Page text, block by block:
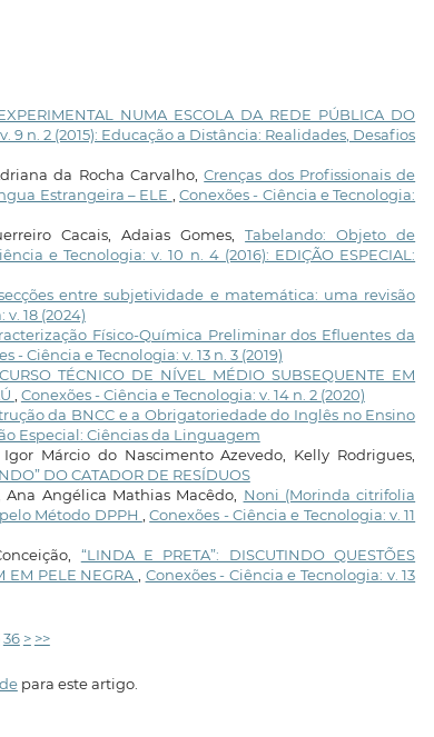
NUMA ESCOLA DA REDE PÚBLICA DO
9 n. 2 (2015): Educação a Distância: Realidades, Desafios
da Rocha Carvalho,Crenças dos Profissionais de
Estrangeira – ELE , Conexões - Ciência e Tecnologia:
Cacais, Adaias Gomes,Tabelando: Objeto de
e Tecnologia: v. 10 n. 4 (2016): EDIÇÃO ESPECIAL:
entre subjetividade e matemática: uma revisão
18 (2024)
Físico-Química Preliminar dos Efluentes da
- Ciência e Tecnologia: v. 13 n. 3 (2019)
TÉCNICO DE NÍVEL MÉDIO SUBSEQUENTE EM
, Conexões - Ciência e Tecnologia: v. 14 n. 2 (2020)
da BNCC e a Obrigatoriedade do Inglês no Ensino
Especial: Ciências da Linguagem
Márcio do Nascimento Azevedo, Kelly Rodrigues,
DO CATADOR DE RESÍDUOS
Angélica Mathias Macêdo, Noni (Morinda citrifolia
Método DPPH ,Conexões - Ciência e Tecnologia: v. 11
“LINDA E PRETA”: DISCUTINDO QUESTÕES
EM PELE NEGRA , Conexões - Ciência e Tecnologia: v. 13
36 > >>
para este artigo.